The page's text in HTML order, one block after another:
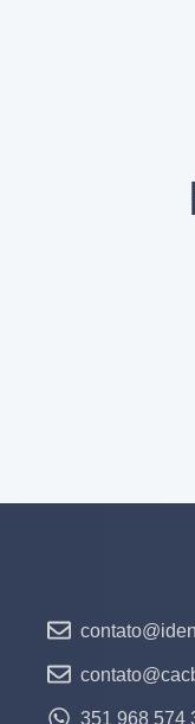
351 968 574